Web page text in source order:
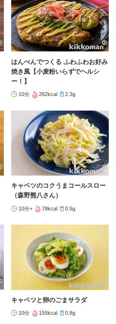
はんぺんでつくる ふわふわお好み
焼き風【小麦粉いらずでヘルシ
ー！】
10分 262kcal 2.3g
キャベツのコクうまコールスロー
（森野熊八さん）
10分+ 78kcal 0.5g
キャベツと卵のごまサラダ
10分 155kcal 0.8g